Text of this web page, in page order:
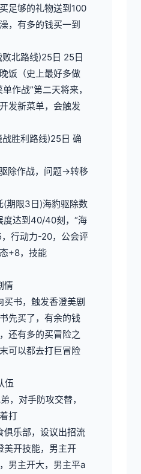
足够的礼物送到100
，有多的钱买一到
北路线)25日 25日
饭（史上最好多做
作战”第二天将来，
发新菜单，会触发
胜利路线)25日 确
除作战，问题→转移
(期限3日)海豹驱除数
度达到40/40刻，“海
行动力-20，公会评
+8，技能
情
书，触发香澄美剧
先买了，有余的钱
还有多的买冒险之
可以都去打巨冒险
伍
，对手防攻交替，
打
俱乐部，设议出招流
美开技能，男主开
男主开大，男主平a